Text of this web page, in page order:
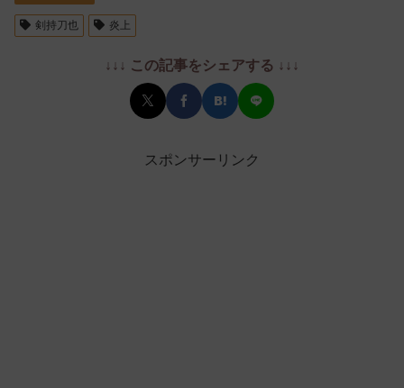
剣持刀也 炎上
↓↓↓ この記事をシェアする ↓↓↓
スポンサーリンク